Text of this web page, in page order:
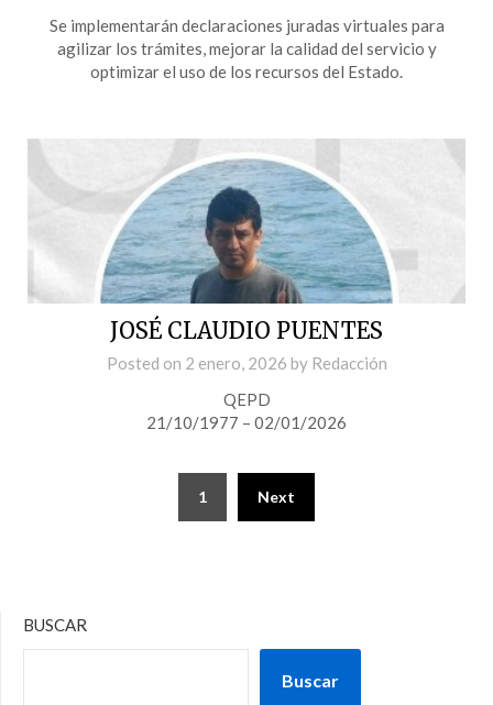
Se implementarán declaraciones juradas virtuales para
agilizar los trámites, mejorar la calidad del servicio y
optimizar el uso de los recursos del Estado.
JOSÉ CLAUDIO PUENTES
Posted on 2 enero, 2026 by Redacción
QEPD
21/10/1977 – 02/01/2026
1 Next
BUSCAR
Buscar